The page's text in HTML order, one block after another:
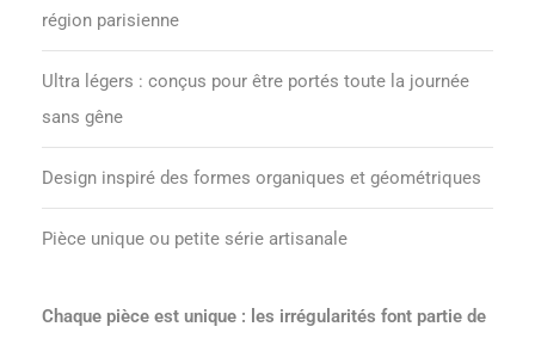
région parisienne
Ultra légers : conçus pour être portés toute la journée
sans gêne
Design inspiré des formes organiques et géométriques
Pièce unique ou petite série artisanale
Chaque pièce est unique : les irrégularités font partie de